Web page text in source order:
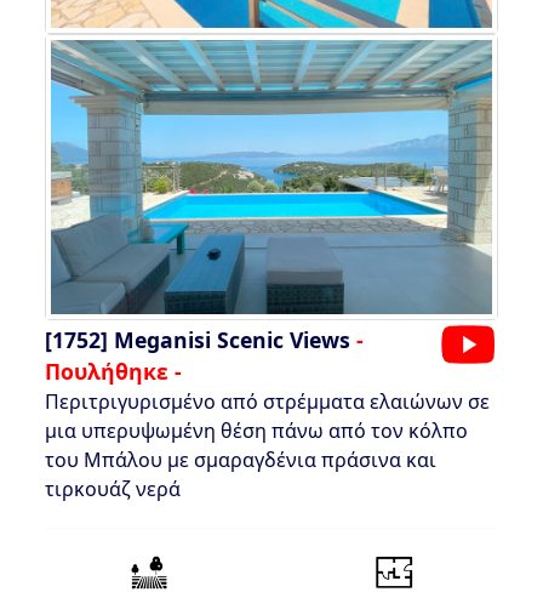
[1752] Meganisi Scenic Views -
Πουλήθηκε -
Περιτριγυρισμένο από στρέμματα ελαιώνων σε
μια υπερυψωμένη θέση πάνω από τον κόλπο
του Μπάλου με σμαραγδένια πράσινα και
τιρκουάζ νερά